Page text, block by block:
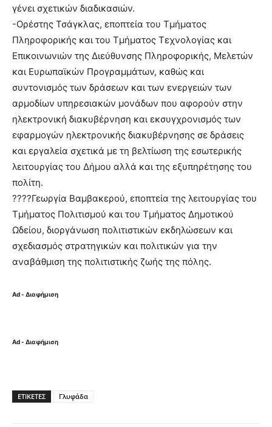
γένει σχετικών διαδικασιών.
-Ορέστης Τσάγκλας, εποπτεία του Τμήματος
Πληροφορικής και του Τμήματος Τεχνολογίας και
Επικοινωνιών της Διεύθυνσης Πληροφορικής, Μελετών
και Ευρωπαϊκών Προγραμμάτων, καθώς και
συντονισμός των δράσεων και των ενεργειών των
αρμοδίων υπηρεσιακών μονάδων που αφορούν στην
ηλεκτρονική διακυβέρνηση και εκσυγχρονισμός των
εφαρμογών ηλεκτρονικής διακυβέρνησης σε δράσεις
και εργαλεία σχετικά με τη βελτίωση της εσωτερικής
λειτουργίας του Δήμου αλλά και της εξυπηρέτησης του
πολίτη.
????Γεωργία Βαμβακερού, εποπτεία της λειτουργίας του
Τμήματος Πολιτισμού και του Τμήματος Δημοτικού
Ωδείου, διοργάνωση πολιτιστικών εκδηλώσεων και
σχεδιασμός στρατηγικών και πολιτικών για την
αναβάθμιση της πολιτιστικής ζωής της πόλης.
Ad - Διαφήμιση
Ad - Διαφήμιση
ΕΤΙΚΈΤΕΣ Γλυφάδα